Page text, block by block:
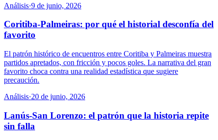
Análisis·9 de junio, 2026
Coritiba-Palmeiras: por qué el historial desconfía del
favorito
El patrón histórico de encuentros entre Coritiba y Palmeiras muestra
partidos apretados, con fricción y pocos goles. La narrativa del gran
favorito choca contra una realidad estadística que sugiere
precaución.
Análisis·20 de junio, 2026
Lanús-San Lorenzo: el patrón que la historia repite
sin falla